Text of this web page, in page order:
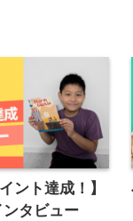
ント達成！】
タビュー